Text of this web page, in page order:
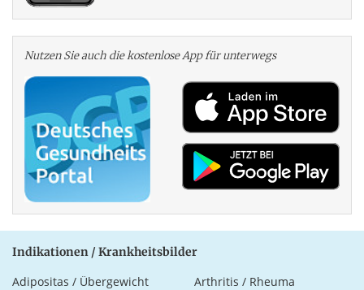
Nutzen Sie auch die kosten­lose App für unterwegs
Indikationen / Krankheitsbilder
Adipositas / Übergewicht
Arthritis / Rheuma